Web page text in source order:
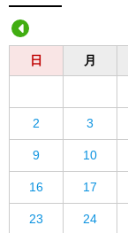
日 月
2 3
9 10
16 17
23 24